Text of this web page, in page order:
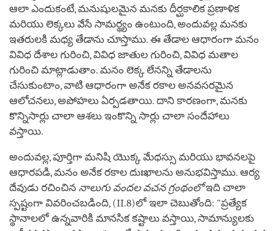
ఆలా ఎందుకంటే, మనుషులమైన మనకు దీర్ఘకాలిక ప్రణాళిక
మరియు లెక్కలు వేసే సామర్థ్యం ఉంటుంది, అందువల్ల మనకు
ఇతరులకి మధ్య తేడాను చూస్తాము. ఈ తేడాల ఆధారంగా మనం
వివిధ దేశాల గురించి, వివిధ జాతుల గురించి, వివిధ మతాల
గురించి మాట్లాడుతాం. మనం లెక్క లేనన్ని తేడాలను
చేసుకుంటాం, వాటి ఆధారంగా అనేక రకాల అనవసరమైన
ఆలోచనలు, అపోహలు ఏర్పడతాయి. దాని కారణంగా, మనకు
కొన్నిసార్లు చాలా ఆశలు ఇంకొన్ని సార్లు చాలా సందేహాలు
వస్తాయి.
అందువల్ల, పూర్తిగా మనిషి యొక్క మేధస్సు మరియు భావనలపై
ఆధారపడి, మనం అనేక రకాల దుఃఖాలను అనుభవిస్తాము. ఆర్య
దేవుడు రచించిన నాలుగు వందల వచన గ్రంథంలోఇది చాలా
స్పష్టంగా వివరించబడింది, (II.8)లో ఇలా చెబుతోంది: "ప్రత్యేక
స్థానాలలో ఉన్నవారికి మానసిక కష్టాలు వస్తాయి, సామాన్యులకు